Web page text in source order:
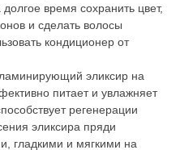
время сохранить цвет,
и сделать волосы
кондиционер от
ламинирующий эликсир на
питает и увлажняет
регенерации
эликсира пряди
гладкими и мягкими на